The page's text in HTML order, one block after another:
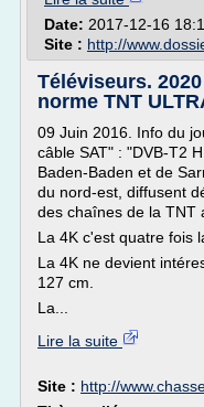
Date: 2017-12-16
Site : http://
Téléviseurs.
norme TNT
09 Juin 2016. Info du
câble SAT" : "DVB-T2
Baden-Baden et de
du nord-est, diffusent
des chaînes de la TNT
La 4K c'est quatre fois
La 4K ne devient
127 cm.
La...
Lire la suite
Site : http://